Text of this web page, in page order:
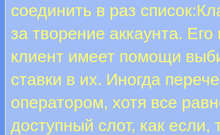
соединить в раз
за творение аккаунта.
клиент имеет помощи
ставки в их. Иногда
оператором, хотя все
доступный слот, как если,